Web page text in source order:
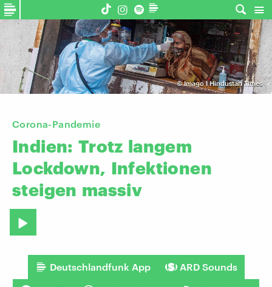
©Imago I Hindustan Times
Corona-Pandemie
Indien: Trotz langem
Lockdown, Infektionen
steigen massiv
Deutschlandfunk App ARD Sounds